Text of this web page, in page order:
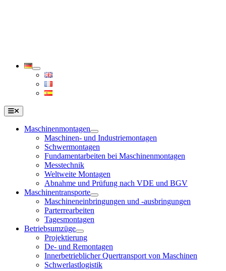
Toggle
Navigation
Maschinenmontagen
Maschinen- und Industriemontagen
Schwermontagen
Fundamentarbeiten bei Maschinenmontagen
Messtechnik
Weltweite Montagen
Abnahme und Prüfung nach VDE und BGV
Maschinentransporte
Maschineneinbringungen und -ausbringungen
Parterrearbeiten
Tagesmontagen
Betriebsumzüge
Projektierung
De- und Remontagen
Innerbetrieblicher Quertransport von Maschinen
Schwerlastlogistik